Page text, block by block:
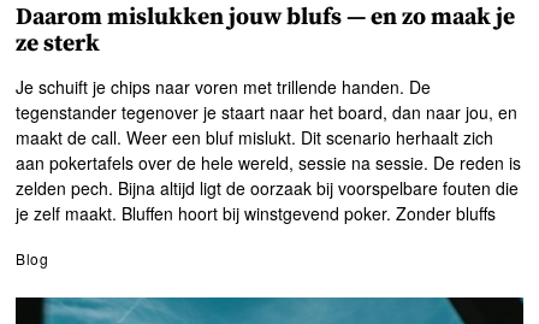
Daarom mislukken jouw blufs — en zo maak je
ze sterk
Je schuift je chips naar voren met trillende handen. De
tegenstander tegenover je staart naar het board, dan naar jou, en
maakt de call. Weer een bluf mislukt. Dit scenario herhaalt zich
aan pokertafels over de hele wereld, sessie na sessie. De reden is
zelden pech. Bijna altijd ligt de oorzaak bij voorspelbare fouten die
je zelf maakt. Bluffen hoort bij winstgevend poker. Zonder bluffs
Blog